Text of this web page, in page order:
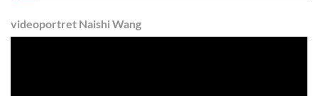
videoportret Naishi Wang